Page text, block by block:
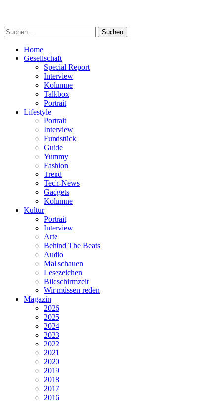
Suchen
nach:
Home
Gesellschaft
Special Report
Interview
Kolumne
Talkbox
Portrait
Lifestyle
Portrait
Interview
Fundstück
Guide
Yummy
Fashion
Trend
Tech-News
Gadgets
Kolumne
Kultur
Portrait
Interview
Arte
Behind The Beats
Audio
Mal schauen
Lesezeichen
Bildschirmzeit
Wir müssen reden
Magazin
2026
2025
2024
2023
2022
2021
2020
2019
2018
2017
2016